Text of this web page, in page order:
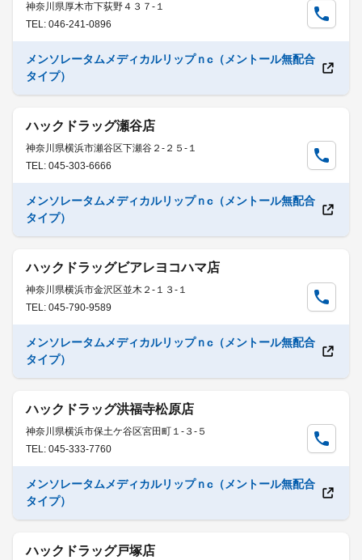
神奈川県厚木市下荻野４３７-１
TEL: 046-241-0896
メンソレータムメディカルリップｎc（メントール無配合
タイプ）
ハックドラッグ瀬谷店
神奈川県横浜市瀬谷区下瀬谷２-２５-１
TEL: 045-303-6666
メンソレータムメディカルリップｎc（メントール無配合
タイプ）
ハックドラッグビアレヨコハマ店
神奈川県横浜市金沢区並木２-１３-１
TEL: 045-790-9589
メンソレータムメディカルリップｎc（メントール無配合
タイプ）
ハックドラッグ洪福寺松原店
神奈川県横浜市保土ケ谷区宮田町１-３-５
TEL: 045-333-7760
メンソレータムメディカルリップｎc（メントール無配合
タイプ）
ハックドラッグ戸塚店